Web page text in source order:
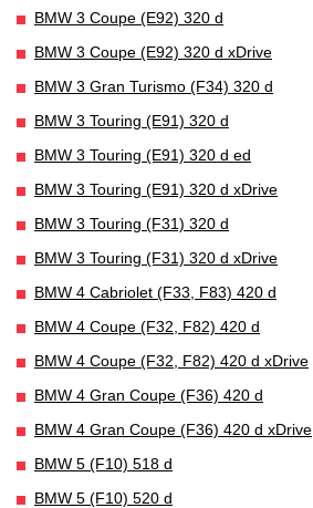
BMW 3 Coupe (E92) 320 d
BMW 3 Coupe (E92) 320 d xDrive
BMW 3 Gran Turismo (F34) 320 d
BMW 3 Touring (E91) 320 d
BMW 3 Touring (E91) 320 d ed
BMW 3 Touring (E91) 320 d xDrive
BMW 3 Touring (F31) 320 d
BMW 3 Touring (F31) 320 d xDrive
BMW 4 Cabriolet (F33, F83) 420 d
BMW 4 Coupe (F32, F82) 420 d
BMW 4 Coupe (F32, F82) 420 d xDrive
BMW 4 Gran Coupe (F36) 420 d
BMW 4 Gran Coupe (F36) 420 d xDrive
BMW 5 (F10) 518 d
BMW 5 (F10) 520 d